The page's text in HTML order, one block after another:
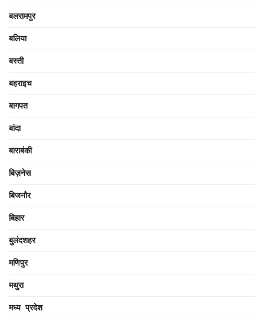
बलरामपुर
बलिया
बस्ती
बहराइच
बागपत
बांदा
बाराबंकी
बिज़नेस
बिजनौर
बिहार
बुलंदशहर
मणिपुर
मथुरा
मध्य प्रदेश